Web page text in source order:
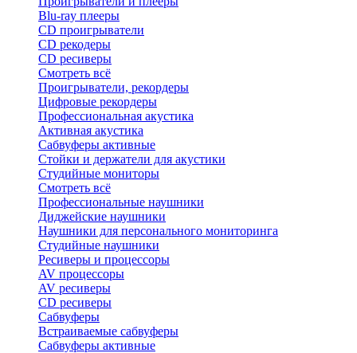
Blu-ray плееры
CD проигрыватели
CD рекодеры
CD ресиверы
Смотреть всё
Проигрыватели, рекордеры
Цифровые рекордеры
Профессиональная акустика
Активная акустика
Сабвуферы активные
Стойки и держатели для акустики
Студийные мониторы
Смотреть всё
Профессиональные наушники
Диджейские наушники
Наушники для персонального мониторинга
Студийные наушники
Ресиверы и процессоры
AV процессоры
AV ресиверы
CD ресиверы
Сабвуферы
Встраиваемые сабвуферы
Сабвуферы активные